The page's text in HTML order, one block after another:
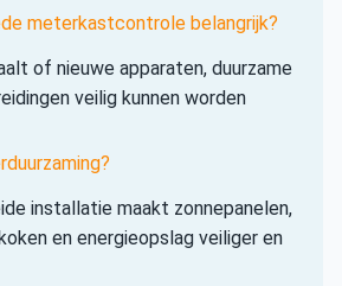
meterkastcontrole belangrijk?
of nieuwe apparaten, duurzame
veilig kunnen worden
installatie maakt zonnepanelen,
en energieopslag veiliger en